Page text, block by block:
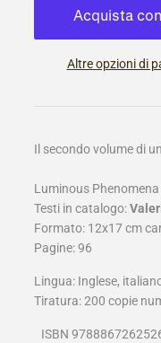
Altre opzioni di
Il secondo volume di
Luminous
Testi in catalogo:
Formato: 12x17 cm
Pagine: 96
Lingua: Inglese,
Tiratura: 200 copie
ISBN